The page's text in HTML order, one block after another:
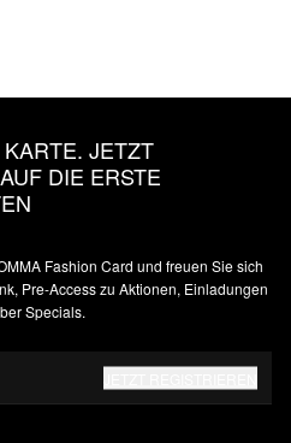
JETZT
DIE ERSTE
Fashion Card und freuen Sie sich
Pre-Access zu Aktionen, Einladungen
Specials.